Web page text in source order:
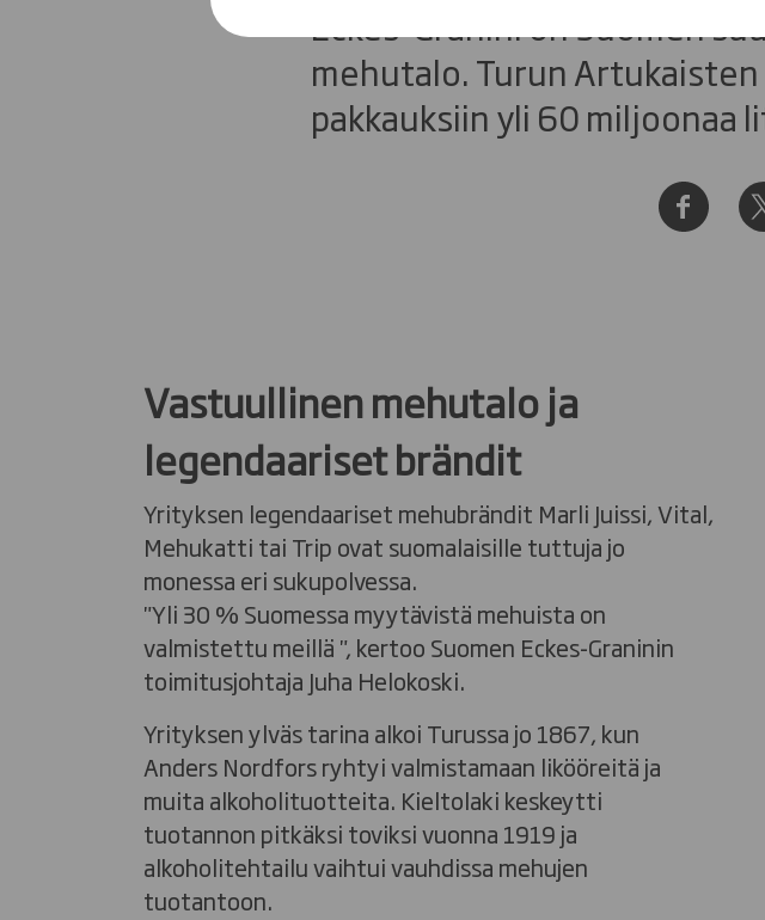
Eckes-Granini on Suomen
mehutalo. Turun
pakkauksiin yli 60 miljoonaa
Vastuullinen mehutalo ja
legendaariset brändit
Yrityksen legendaariset mehubrändit Marli Juissi, Vital,
Mehukatti tai Trip ovat suomalaisille tuttuja jo
monessa eri sukupolvessa.
"Yli 30 % Suomessa myytävistä mehuista on
valmistettu meillä ", kertoo Suomen Eckes-Graninin
toimitusjohtaja Juha Helokoski.
Yrityksen ylväs tarina alkoi Turussa jo 1867, kun
Anders Nordfors ryhtyi valmistamaan likööreitä ja
muita alkoholituotteita. Kieltolaki keskeytti
tuotannon pitkäksi toviksi vuonna 1919 ja
alkoholitehtailu vaihtui vauhdissa mehujen
tuotantoon.